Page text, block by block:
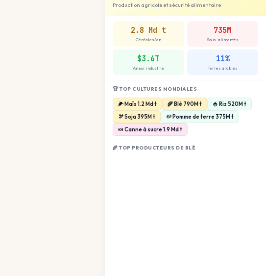
Production agricole et sécurité alimentaire
2.8 Md t
Céréales/an
735M
Sous-alimentés
$3.6T
Valeur industrie
11%
Terres arables
🏆 TOP CULTURES MONDIALES
🌽 Maïs 1.2 Md t 🌾 Blé 790M t
🍚 Riz 520M t
🫘 Soja 395M t
🥔 Pomme de terre 375M t
🍬 Canne à sucre 1.9 Md t
🌾 TOP PRODUCTEURS DE BLÉ